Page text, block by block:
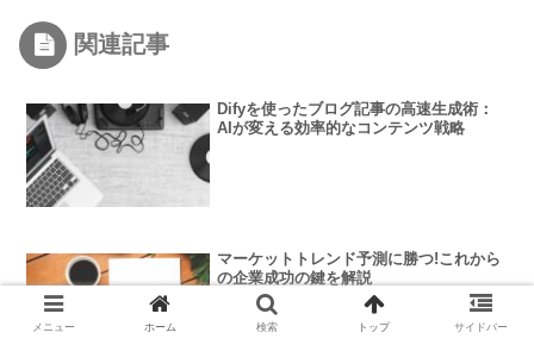
関連記事
Difyを使ったブログ記事の高速生成術：
AIが変える効率的なコンテンツ戦略
マーケットトレンド予測に勝つ!これから
の企業成功の鍵を解説
メニュー ホーム 検索 トップ サイドバー